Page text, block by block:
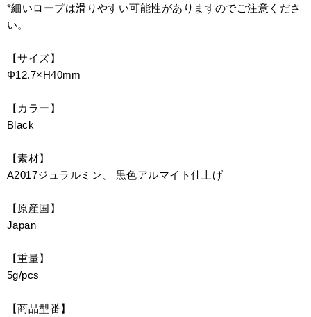
*細いロープは滑りやすい可能性がありますのでご注意くださ
い。
【サイズ】
Φ12.7×H40mm
【カラー】
Black
【素材】
A2017ジュラルミン、 黒色アルマイト仕上げ
【原産国】
Japan
【重量】
5g/pcs
【商品型番】